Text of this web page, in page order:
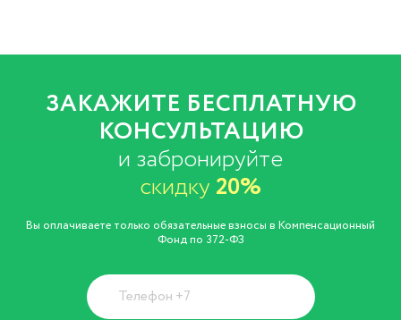
ЗАКАЖИТЕ БЕСПЛАТНУЮ
КОНСУЛЬТАЦИЮ
и забронируйте
скидку 20%
Вы оплачиваете только обязательные взносы в Компенсационный
Фонд по 372-ФЗ